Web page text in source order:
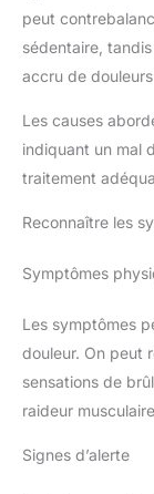
peut
sédentaire,
accru de
Les causes
indiquant un mal
traitement
Reconnaître les
Symptômes
Les symptômes
douleur. On peut
sensations de
raideur
Signes d’alerte